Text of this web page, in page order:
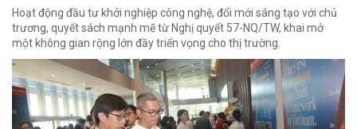
Hoạt động đầu tư khởi nghiệp công nghệ, đổi mới sáng tạo với chủ
trương, quyết sách mạnh mẽ từ Nghị quyết 57-NQ/TW, khai mở
một không gian rộng lớn đầy triển vọng cho thị trường.